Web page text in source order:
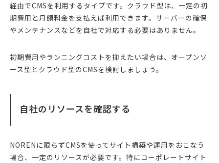
経由でCMSを利用するタイプです。クラウド型は、一定の初
期費用と月額料金を支払えば利用できます。サーバーの確保
やメンテナンスなどを自社で対応する必要はありません。
初期費用やランニングコストを抑えたい場合は、オープンソ
ース型とクラウド型のCMSを検討しましょう。
自社のリソースを確認する
NORENに限らずCMSを使ってサイト構築や運用をおこなう
場合、一定のリソースが必要です。特にコーポレートサイト